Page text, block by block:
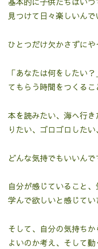
見つけて日々楽しいんで
ひとつだけ欠かさずにや
「あなたは何をしたい
てもらう時間をつくるこ
本を読みたい、海へ行
りたい、ゴロゴロした
どんな気持でもいいんで
自分が感じていること
学んで欲しいと感じてい
そして、自分の気持ち
よいのか考え、そして動